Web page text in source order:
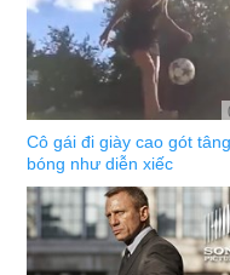
Cô gái đi giày cao gót tâng
bóng như diễn xiếc